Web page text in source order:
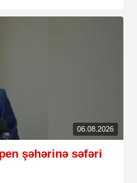
06.08.2026
şəhərinə səfəri